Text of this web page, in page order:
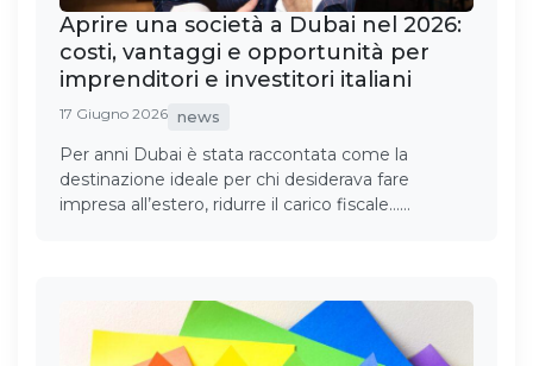
Aprire una società a Dubai nel 2026:
costi, vantaggi e opportunità per
imprenditori e investitori italiani
17 Giugno 2026 news
Per anni Dubai è stata raccontata come la
destinazione ideale per chi desiderava fare
impresa all’estero, ridurre il carico fiscale……